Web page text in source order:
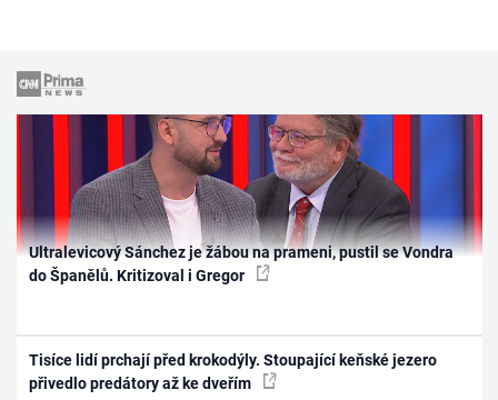
Ultralevicový Sánchez je žábou na prameni, pustil se Vondra
do Španělů. Kritizoval i Gregor
Tisíce lidí prchají před krokodýly. Stoupající keňské jezero
přivedlo predátory až ke dveřím